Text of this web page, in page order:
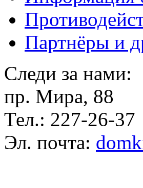
Партнёры и
Следи за нами:
пр. Мира, 88
Тел.: 227-26-37
Эл. почта: